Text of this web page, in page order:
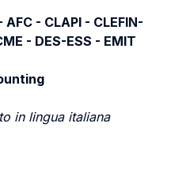
- CLAPI - CLEFIN-
- DES-ESS - EMIT
in lingua italiana